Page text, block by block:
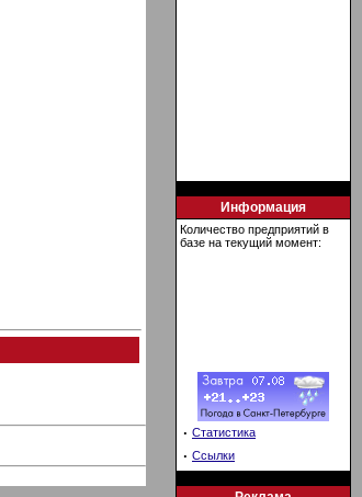
Информация
Количество предприятий в
базе на текущий момент:
· Статистика
· Ссылки